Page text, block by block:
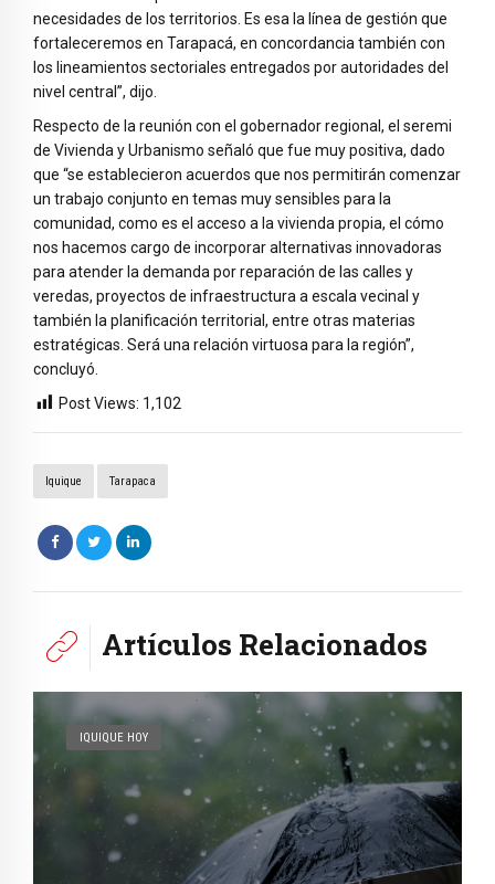
necesidades de los territorios. Es esa la línea de gestión que
fortaleceremos en Tarapacá, en concordancia también con
los lineamientos sectoriales entregados por autoridades del
nivel central”, dijo.
Respecto de la reunión con el gobernador regional, el seremi
de Vivienda y Urbanismo señaló que fue muy positiva, dado
que “se establecieron acuerdos que nos permitirán comenzar
un trabajo conjunto en temas muy sensibles para la
comunidad, como es el acceso a la vivienda propia, el cómo
nos hacemos cargo de incorporar alternativas innovadoras
para atender la demanda por reparación de las calles y
veredas, proyectos de infraestructura a escala vecinal y
también la planificación territorial, entre otras materias
estratégicas. Será una relación virtuosa para la región”,
concluyó.
Post Views: 1,102
Iquique Tarapaca
Artículos Relacionados
IQUIQUE HOY